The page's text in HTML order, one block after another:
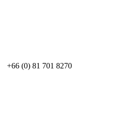
+66 (0) 81 701 8270